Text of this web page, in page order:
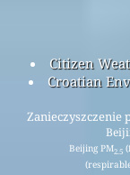
Citizen
Croatian
Zanieczyszczenie
Beijing PM2.5